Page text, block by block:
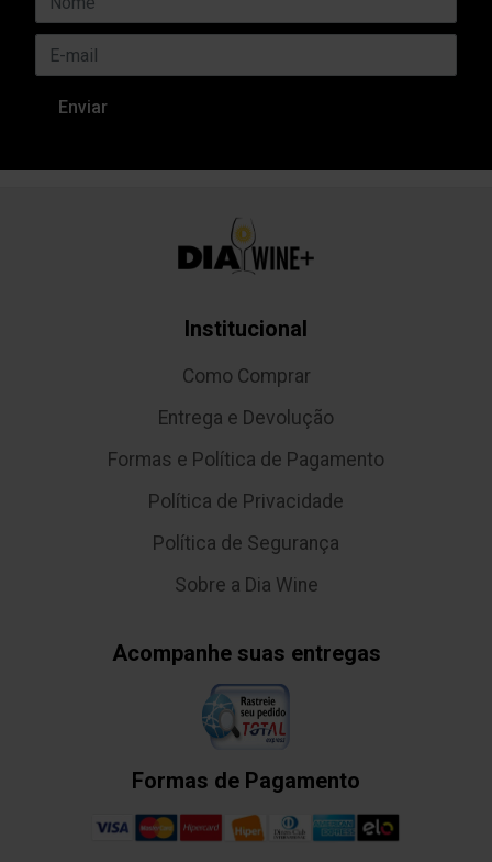
Institucional
Como Comprar
Entrega e Devolução
Formas e Política de Pagamento
Política de Privacidade
Política de Segurança
Sobre a Dia Wine
Acompanhe suas entregas
Formas de Pagamento